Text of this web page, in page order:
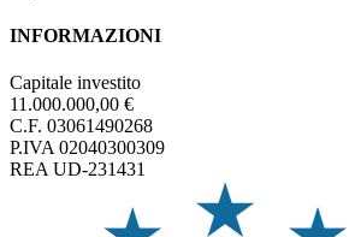
INFORMAZIONI
Capitale investito
11.000.000,00 €
C.F. 03061490268
P.IVA 02040300309
REA UD-231431